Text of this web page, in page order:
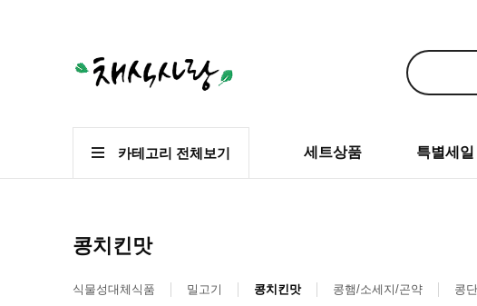
카테고리 전체보기 세트상품 특별세일
콩치킨맛
식물성대체식품 밀고기 콩치킨맛 콩햄/소세지/곤약 콩